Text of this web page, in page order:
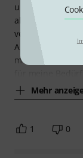
und Auftritt.
allem Kabel.
verpacken ist
Aufteilung und
mit mit einem
Mehr
1 0